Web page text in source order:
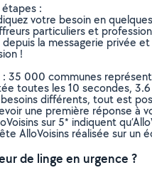
:
votre besoin en
particuliers et
la messagerie privée
!
35 000 communes
toutes les 10 secondes,
différents, tout est
une première réponse à
sur 5* indiquent
AlloVoisins réalisée sur
de linge en urgence ?